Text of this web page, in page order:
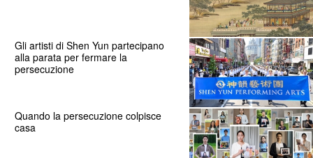
Gli artisti di Shen Yun partecipano
alla parata per fermare la
persecuzione
Quando la persecuzione colpisce
casa